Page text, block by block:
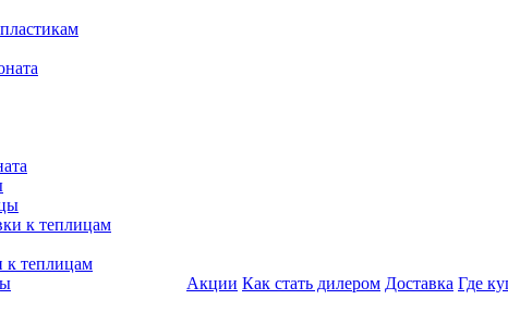
к теплицам
к теплицам
Акции Как стать дилером Доставка Где